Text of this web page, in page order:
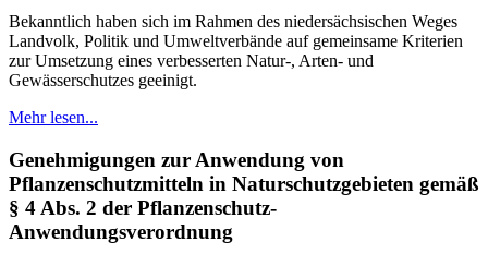
Bekanntlich haben sich im Rahmen des niedersächsischen Weges
Landvolk, Politik und Umweltverbände auf gemeinsame Kriterien
zur Umsetzung eines verbesserten Natur-, Arten- und
Gewässerschutzes geeinigt.
Mehr lesen...
Genehmigungen zur Anwendung von
Pflanzenschutzmitteln in Naturschutzgebieten gemäß
§ 4 Abs. 2 der Pflanzenschutz-
Anwendungsverordnung